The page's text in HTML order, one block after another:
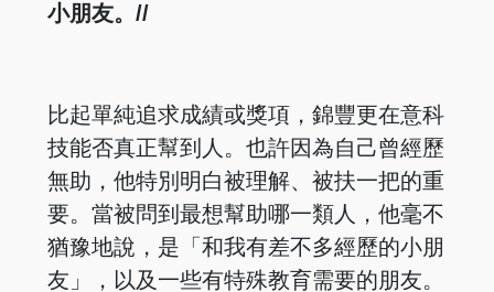
小朋友。//
比起單純追求成績或獎項，錦豐更在意科
技能否真正幫到人。也許因為自己曾經歷
無助，他特別明白被理解、被扶一把的重
要。當被問到最想幫助哪一類人，他毫不
猶豫地說，是「和我有差不多經歷的小朋
友」，以及一些有特殊教育需要的朋友。